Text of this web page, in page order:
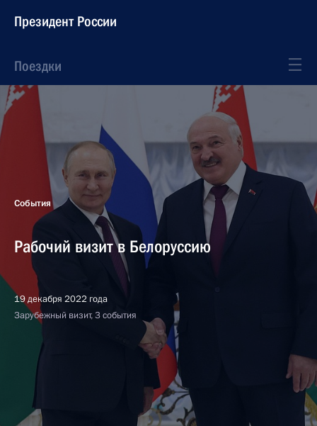
Президент России
Поездки
События
Рабочий визит в Белоруссию
19 декабря 2022 года
Зарубежный визит, 3 события